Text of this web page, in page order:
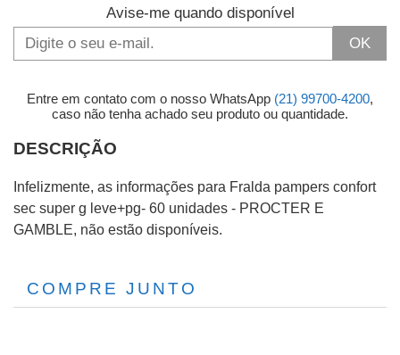
Avise-me quando disponível
OK
Entre em contato com o nosso WhatsApp (21) 99700-4200,
caso não tenha achado seu produto ou quantidade.
DESCRIÇÃO
Infelizmente, as informações para Fralda pampers confort
sec super g leve+pg- 60 unidades - PROCTER E
GAMBLE, não estão disponíveis.
COMPRE JUNTO